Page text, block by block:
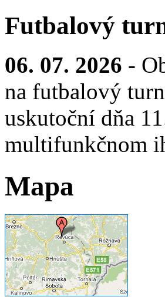
Futbalový
06. 07. 2026 -
na futbalový
uskutoční dňa
multifunkčnom
Mapa